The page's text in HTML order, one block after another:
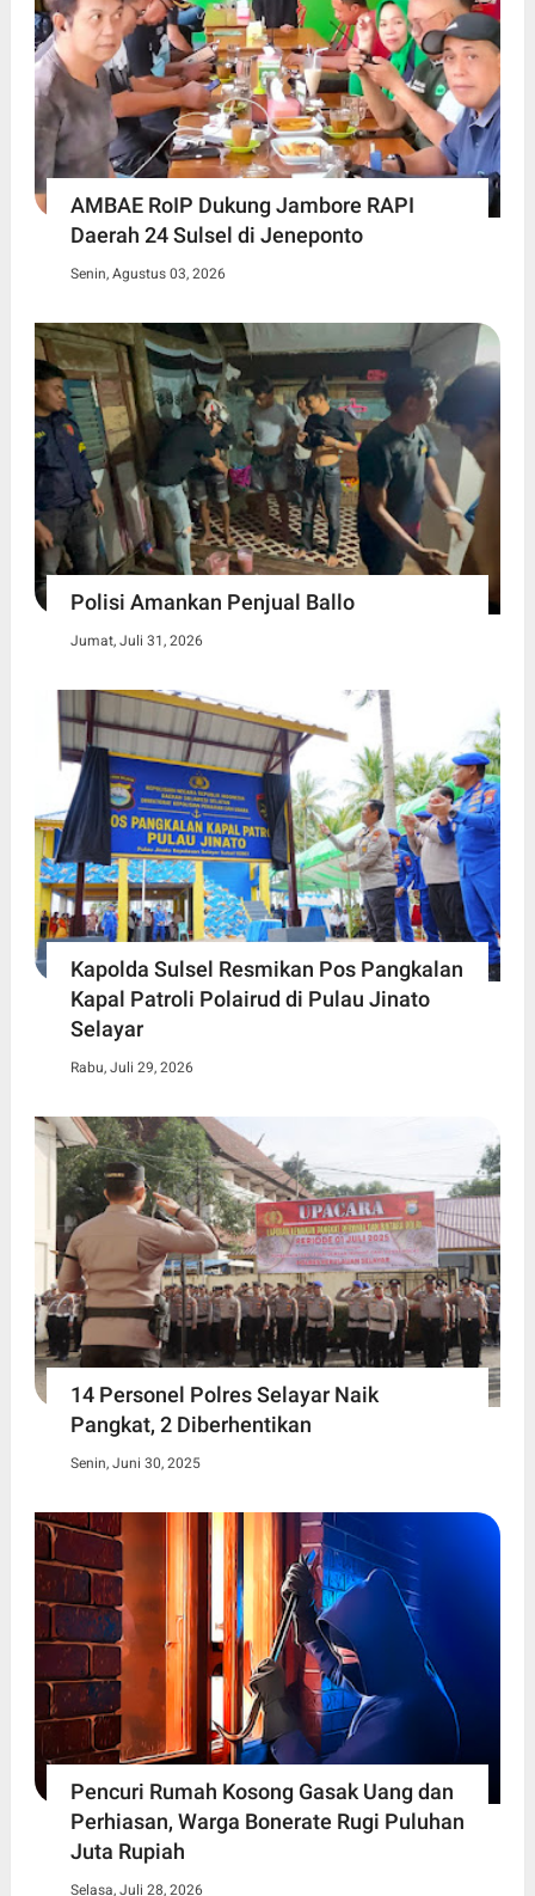
AMBAE RoIP Dukung Jambore RAPI
Daerah 24 Sulsel di Jeneponto
Senin, Agustus 03, 2026
Polisi Amankan Penjual Ballo
Jumat, Juli 31, 2026
Kapolda Sulsel Resmikan Pos Pangkalan
Kapal Patroli Polairud di Pulau Jinato
Selayar
Rabu, Juli 29, 2026
14 Personel Polres Selayar Naik
Pangkat, 2 Diberhentikan
Senin, Juni 30, 2025
Pencuri Rumah Kosong Gasak Uang dan
Perhiasan, Warga Bonerate Rugi Puluhan
Juta Rupiah
Selasa, Juli 28, 2026